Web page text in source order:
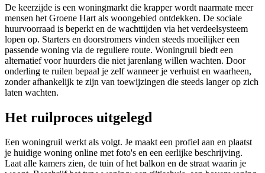
De keerzijde is een woningmarkt die krapper wordt naarmate meer
mensen het Groene Hart als woongebied ontdekken. De sociale
huurvoorraad is beperkt en de wachttijden via het verdeelsysteem
lopen op. Starters en doorstromers vinden steeds moeilijker een
passende woning via de reguliere route. Woningruil biedt een
alternatief voor huurders die niet jarenlang willen wachten. Door
onderling te ruilen bepaal je zelf wanneer je verhuist en waarheen,
zonder afhankelijk te zijn van toewijzingen die steeds langer op zich
laten wachten.
Het ruilproces uitgelegd
Een woningruil werkt als volgt. Je maakt een profiel aan en plaatst
je huidige woning online met foto's en een eerlijke beschrijving.
Laat alle kamers zien, de tuin of het balkon en de straat waarin je